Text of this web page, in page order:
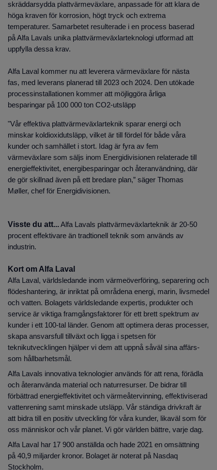
skräddarsydda plattvärmeväxlare, anpassade för att klara de
höga kraven för korrosion, högt tryck och extrema
temperaturer. Samarbetet resulterade i en process baserad
på Alfa Lavals unika plattvärmeväxlarteknologi utformad att
uppfylla dessa krav.
Alfa Laval kommer nu att leverera värmeväxlare för nästa
fas, med leverans planerad till 2023 och 2024. Den utökade
processinstallationen kommer att möjliggöra årliga
besparingar på 100 000 ton CO2-utsläpp
"Vår effektiva plattvärmeväxlarteknik sparar energi och
minskar koldioxidutsläpp, vilket är till fördel för både våra
kunder och samhället i stort. Idag är fyra av fem
värmeväxlare som säljs inom Energidivisionen relaterade till
energieffektivitet, energibesparingar och återanvändning, där
de gör skillnad även på ett bredare plan,” säger Thomas
Møller, chef för Energidivisionen.
Visste du att...Alfa Lavals plattvärmeväxlarteknik är 20-50
procent effektivare än tradtionell teknik som används av
industrin.
Kort om Alfa Laval
Alfa Laval, världsledande inom värmeöverföring, separering och
flödeshantering, är inriktat på områdena energi, marin, livsmedel
och vatten. Bolagets världsledande expertis, produkter och
service är viktiga framgångsfaktorer för ett brett spektrum av
kunder i ett 100-tal länder. Genom att optimera deras processer,
skapa ansvarsfull tillväxt och ligga i spetsen för
teknikutvecklingen hjälper vi dem att uppnå såväl sina affärs-
som hållbarhetsmål.
Alfa Lavals innovativa teknologier används för att rena, förädla
och återanvända material och naturresurser. De bidrar till
förbättrad energieffektivitet och värmeåtervinning, effektiviserad
vattenrening samt minskade utsläpp. Vår ständiga drivkraft är
att bidra till en positiv utveckling för våra kunder, likaväl som för
oss människor och vår planet. Vi gör världen bättre, varje dag.
Alfa Laval har 17 900 anställda och hade 2021 en omsättning
på 40,9 miljarder kronor. Bolaget är noterat på Nasdaq
Stockholm.